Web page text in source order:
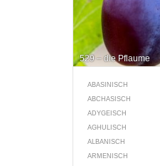
529 – die Pflaume
ABASINISCH
ABCHASISCH
ADYGEISCH
AGHULISCH
ALBANISCH
ARMENISCH